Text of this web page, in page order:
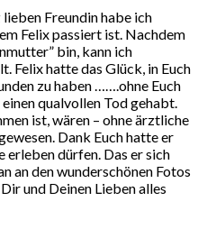
Freundin habe ich
Felix passiert ist. Nachdem
bin, kann ich
Felix hatte das Glück, in Euch
zu haben …….ohne Euch
qualvollen Tod gehabt.
ist, wären – ohne ärztliche
Dank Euch hatte er
dürfen. Das er sich
an den wunderschönen Fotos
und Deinen Lieben alles